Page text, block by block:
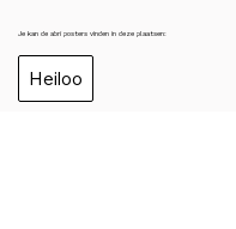
Je kan de abri posters vinden in deze plaatsen:
Heiloo